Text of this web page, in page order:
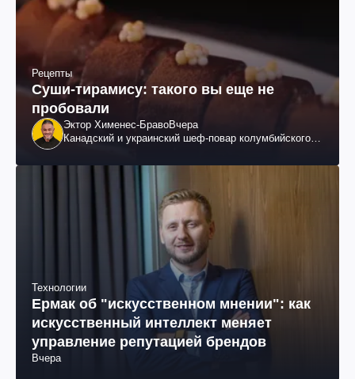
Рецепты
Суши-тирамису: такого вы еще не
пробовали
Эктор Хименес-БравоВчера
Канадский и украинский шеф-повар колумбийского
Технологии
Ермак об "искусственном мнении": как
искусственный интеллект меняет
управление репутацией брендов
Вчера